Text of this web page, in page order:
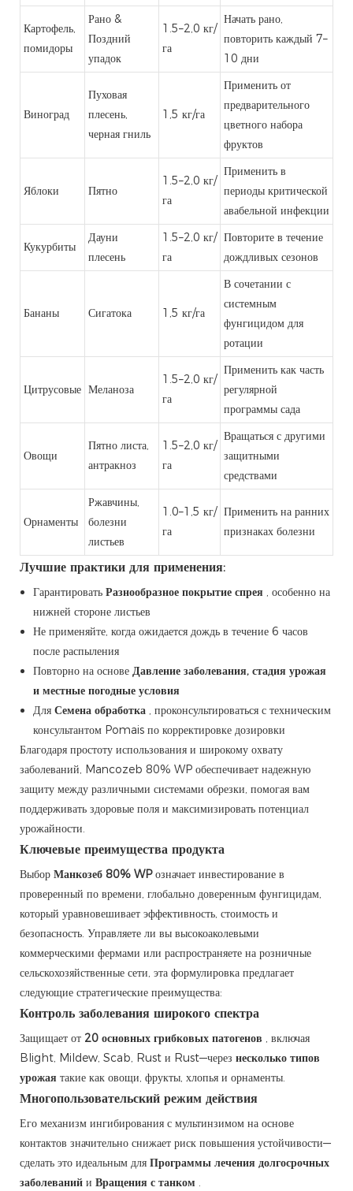
Картофель,
помидоры
Рано &
Поздний
упадок
1.5–2,0 кг/
га
Начать рано,
повторить каждый 7–
10 дни
Виноград
Пуховая
плесень,
черная гниль
1,5 кг/га
Применить от
предварительного
цветного набора
фруктов
Яблоки Пятно
1.5–2,0 кг/
га
Применить в
периоды критической
авабельной инфекции
Кукурбиты
Дауни
плесень
1.5–2,0 кг/
га
Повторите в течение
дождливых сезонов
Бананы Сигатока 1,5 кг/га
В сочетании с
системным
фунгицидом для
ротации
Цитрусовые Меланоза
1.5–2,0 кг/
га
Применить как часть
регулярной
программы сада
Овощи
Пятно листа,
антракноз
1.5–2,0 кг/
га
Вращаться с другими
защитными
средствами
Орнаменты
Ржавчины,
болезни
листьев
1.0–1,5 кг/
га
Применить на ранних
признаках болезни
Лучшие практики для применения:
Гарантировать Разнообразное покрытие спрея , особенно на
нижней стороне листьев
Не применяйте, когда ожидается дождь в течение 6 часов
после распыления
Повторно на основе Давление заболевания, стадия урожая
и местные погодные условия
Для Семена обработка , проконсультироваться с техническим
консультантом Pomais по корректировке дозировки
Благодаря простоту использования и широкому охвату
заболеваний, Mancozeb 80% WP обеспечивает надежную
защиту между различными системами обрезки, помогая вам
поддерживать здоровые поля и максимизировать потенциал
урожайности.
Ключевые преимущества продукта
Выбор Манкозеб 80% WPозначает инвестирование в
проверенный по времени, глобально доверенным фунгицидам,
который уравновешивает эффективность, стоимость и
безопасность. Управляете ли вы высокоаколевыми
коммерческими фермами или распространяете на розничные
сельскохозяйственные сети, эта формулировка предлагает
следующие стратегические преимущества:
Контроль заболевания широкого спектра
Защищает от 20 основных грибковых патогенов , включая
Blight, Mildew, Scab, Rust и Rust—через несколько типов
урожая такие как овощи, фрукты, хлопья и орнаменты.
Многопользовательский режим действия
Его механизм ингибирования с мультинзимом на основе
контактов значительно снижает риск повышения устойчивости—
сделать это идеальным для Программы лечения долгосрочных
заболеваний и Вращения с танком .